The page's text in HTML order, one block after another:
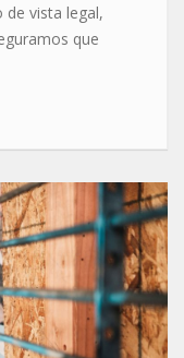
vista legal,
que